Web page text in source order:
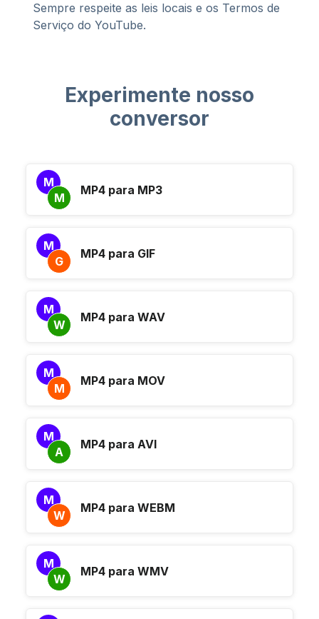
Sempre respeite as leis locais e os Termos de
Serviço do YouTube.
Experimente nosso
conversor
M
M
MP4 para MP3
M
G
MP4 para GIF
M
W
MP4 para WAV
M
M
MP4 para MOV
M
A
MP4 para AVI
M
W
MP4 para WEBM
M
W
MP4 para WMV